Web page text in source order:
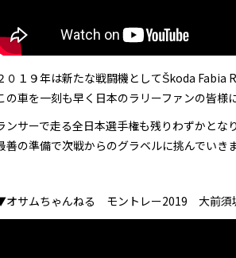
０１９年は新たな戦闘機としてŠkoda Fabia
の車を一刻も早く日本のラリーファンの皆様
ンサーで走る全日本選手権も残りわずかとな
善の準備で次戦からのグラベルに挑んでいきま
サムちゃんねる モントレー2019 大前須